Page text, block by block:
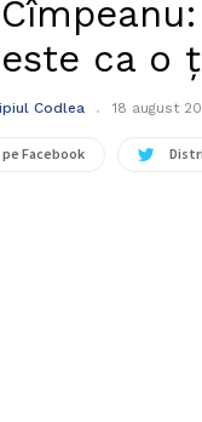
ca o
Codlea 18 august
Facebook